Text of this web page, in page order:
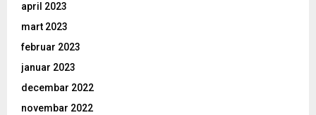
april 2023
mart 2023
februar 2023
januar 2023
decembar 2022
novembar 2022